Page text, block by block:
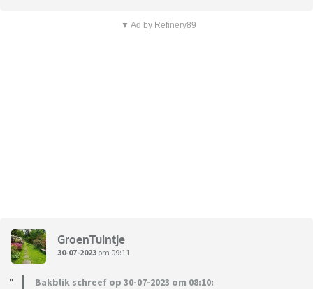
▼ Ad by Refinery89
GroenTuintje
30-07-2023 om 09:11
Bakblik schreef op 30-07-2023 om 08:10: